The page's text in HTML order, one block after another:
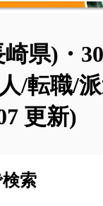
県)・
/転職/
更新)
索